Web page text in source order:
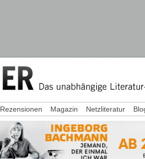
Rezensionen Magazin Netzliteratur